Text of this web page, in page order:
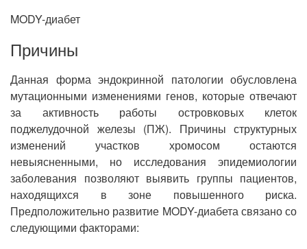
MODY-диабет
Причины
Данная форма эндокринной патологии обусловлена
мутационными изменениями генов, которые отвечают
за активность работы островковых клеток
поджелудочной железы (ПЖ). Причины структурных
изменений участков хромосом остаются
невыясненными, но исследования эпидемиологии
заболевания позволяют выявить группы пациентов,
находящихся в зоне повышенного риска.
Предположительно развитие MODY-диабета связано со
следующими факторами: